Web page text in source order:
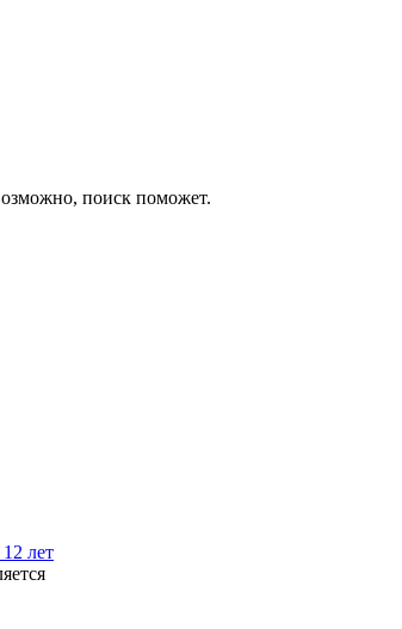
поиск поможет.
лет